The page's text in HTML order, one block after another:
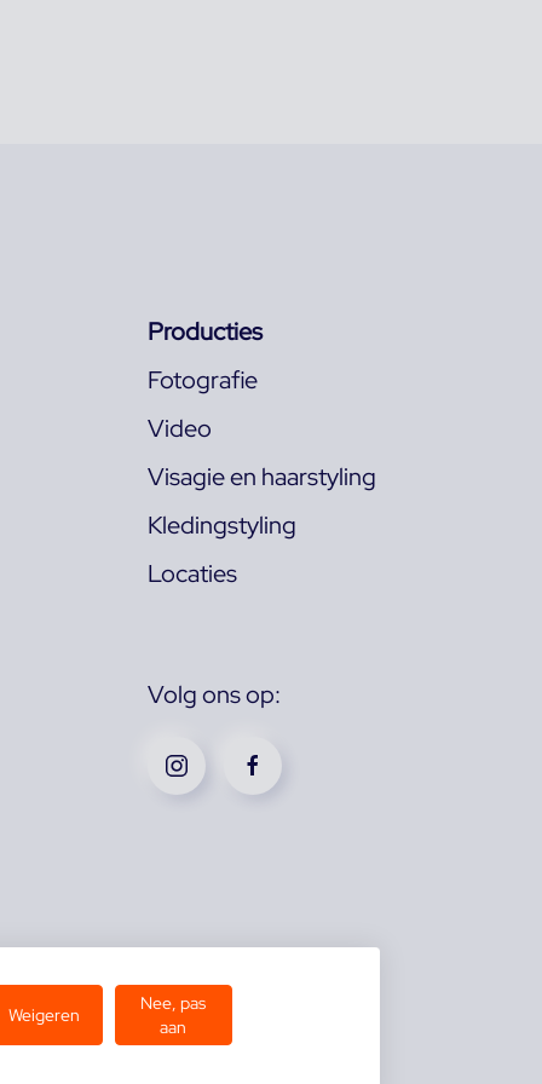
Producties
Fotografie
Video
Visagie en haarstyling
Kledingstyling
Locaties
Volg ons op:
Weigeren
Nee, pas
aan